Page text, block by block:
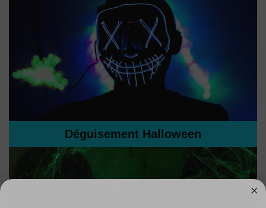
Déguisement Halloween